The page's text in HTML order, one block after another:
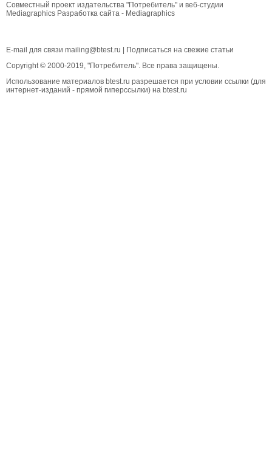
Совместный проект издательства "Потребитель" и веб-студии
Mediagraphics Разработка сайта - Mediagraphics
E-mail для связи mailing@btest.ru
Подписаться на свежие статьи
Copyright © 2000-2019, "Потребитель". Все права защищены.
Использование материалов btest.ru разрешается при условии ссылки (для
интернет-изданий - прямой гиперссылки) на btest.ru